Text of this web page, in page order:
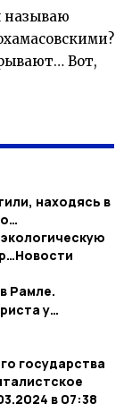
называю
Вот,
находясь в
Рамле.
у…​
государства
в 07:38